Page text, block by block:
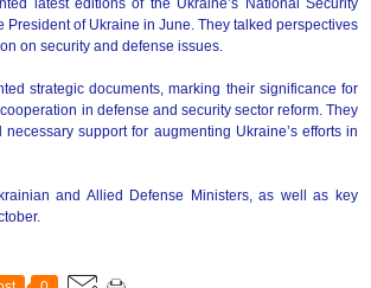
latest editions of the Ukraine’s National Security
of Ukraine in June. They talked perspectives
on security and defense issues.
strategic documents, marking their significance for
in defense and security sector reform. They
support for augmenting Ukraine’s efforts in
and Allied Defense Ministers, as well as key